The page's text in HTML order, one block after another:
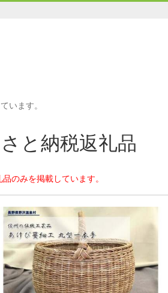
います。
と納税返礼品
のみを掲載しています。